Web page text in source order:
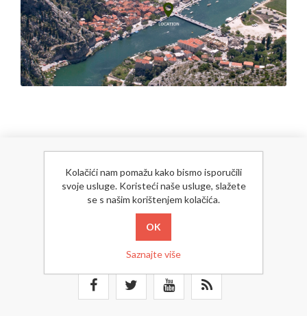
NOVOSTI
PRETPLATITE SE
Kolačići nam pomažu kako bismo isporučili
svoje usluge. Koristeći naše usluge, slažete
se s našim korištenjem kolačića.
Saznajte više